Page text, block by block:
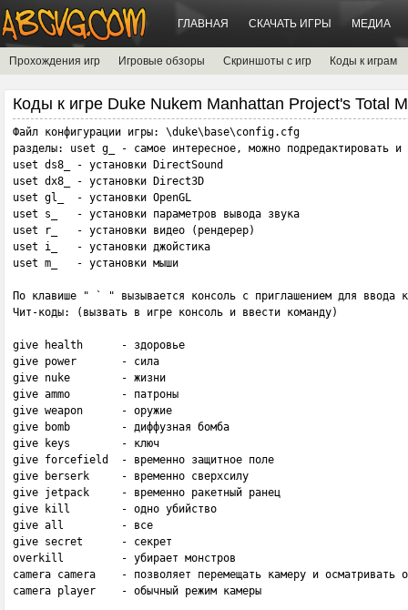
ГЛАВНАЯ СКАЧАТЬ ИГРЫ МЕДИА
Прохождения игр Игровые обзоры Скриншоты с игр Коды к играм
Коды к игре Duke Nukem Manhattan Project's Total
Файл конфигурации игры: \duke\base\config.cfg
разделы: uset g_ - самое интересное, можно подредактировать и
uset ds8_ - установки DirectSound
uset dx8_ - установки Direct3D
uset gl_  - установки OpenGL
uset s_   - установки параметров вывода звука
uset r_   - установки видео (рендерер)
uset i_   - установки джойстика
uset m_   - установки мыши
По клавише " ` " вызывается консоль с приглашением для ввода
Чит-коды: (вызвать в игре консоль и ввести команду)
give health      - здоровье
give power       - сила
give nuke        - жизни
give ammo        - патроны
give weapon      - оружие
give bomb        - диффузная бомба
give keys        - ключ
give forcefield  - временно защитное поле
give berserk     - временно сверхсилу
give jetpack     - временно ракетный ранец
give kill        - одно убийство
give all         - все
give secret      - секрет
overkill         - убирает монстров
camera camera    - позволяет перемещать камеру и осматривать
camera player    - обычный режим камеры